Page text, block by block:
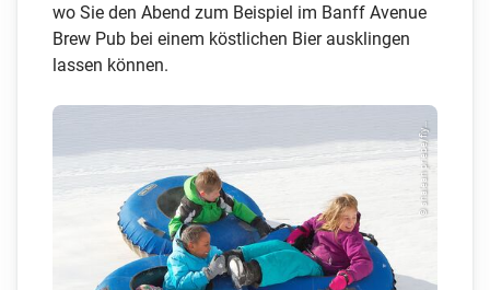
wo Sie den Abend zum Beispiel im Banff Avenue
Brew Pub bei einem köstlichen Bier ausklingen
lassen können.
© shaleah priebe/fly...